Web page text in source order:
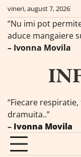
Skip
content
vineri, august 7, 2026
“Nu imi pot
aduce mangaiere
– Ivonna Movila
“Fiecare
dramuita..”
– Ivonna Movila